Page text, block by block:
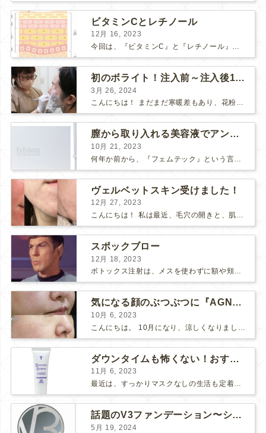
ビタミンCとレチノール
12月 16, 2023
今回は、『ビタミンC』と『レチノール』についてお話しします。 “美肌成分”の代表的な存在である「ビタミンC」と「レチノール」 美容意識の高い皆さまなら耳にしたことがあると思います。 それ...
初のボライト！注入前～注入後1週間の感想
3月 26, 2024
こんにちは！ まだまだ寒暖差もあり、花粉も飛んで、体調や肌が揺らぎやすい方も多いのではないでしょうか？ そんな最近わたしは、松下先生にボライトを注入して頂きました！ 人生✨初ボライト✨で注入...
膣から取り入れる美容液でアンチエイジング
10月 21, 2023
ヴェルベットスキン受けました！
12月 27, 2023
こんにちは！ 私は最近、毛穴の開きと、肌のごわつきが気になって、なんとかお肌をツヤツヤにしたいな〜と思っていました… そこで！ダーマペン『ヴェルベットスキン』を受けました♪ 経過ごとに写...
スポックブロー
12月 18, 2023
ボトックス注射は、メスを使わずに額や頬のシワ、エラを和らげることができるため、リスクの少ない美容医療としてとても人気の治療です。 しかし、表情筋がうまく動かずに、引きつったような不自然な笑顔...
気になる顔のぶつぶつに『AGNES』
10月 6, 2023
ダウンタイムも怖くない！おすすめコスメ2選！
11月 6, 2023
最近は、すっかりマスクなしの生活も定着してきましたね。 マスク必須の時は面倒だし、息苦しいし、早くマスクなしの生活に戻らないかな～と思っていましたが、そんなマスク生活にもメリットがありました。そ...
話題のV3ファンデーション〜シャイニングVSブリリアント〜
5月 19, 2024